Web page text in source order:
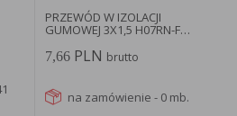
PRZEWÓD W IZOLACJI
GUMOWEJ 3X1,5 H07RN-F
7,66 PLN brutto
na zamówienie - 0 mb.